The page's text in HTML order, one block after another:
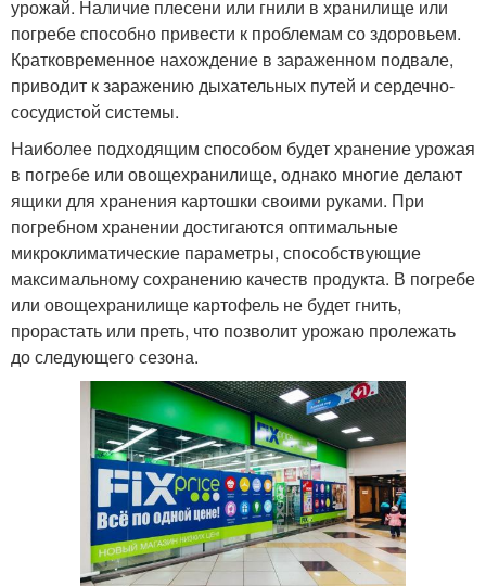
урожай. Наличие плесени или гнили в хранилище или
погребе способно привести к проблемам со здоровьем.
Кратковременное нахождение в зараженном подвале,
приводит к заражению дыхательных путей и сердечно-
сосудистой системы.
Наиболее подходящим способом будет хранение урожая
в погребе или овощехранилище, однако многие делают
ящики для хранения картошки своими руками. При
погребном хранении достигаются оптимальные
микроклиматические параметры, способствующие
максимальному сохранению качеств продукта. В погребе
или овощехранилище картофель не будет гнить,
прорастать или преть, что позволит урожаю пролежать
до следующего сезона.